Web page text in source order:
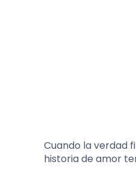
Cuando la verdad
historia de amor